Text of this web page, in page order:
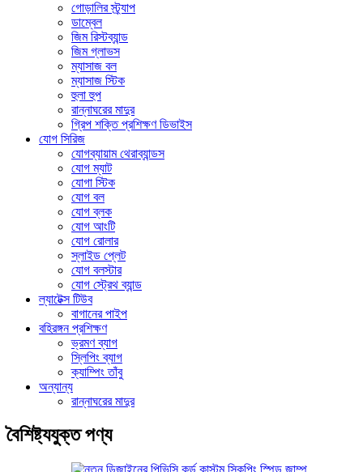
গোড়ালির স্ট্র্যাপ
ডাম্বেল
জিম রিস্টব্যান্ড
জিম গ্লাভস
ম্যাসাজ বল
ম্যাসাজ স্টিক
হুলা হুপ
রান্নাঘরের মাদুর
গ্রিপ শক্তি প্রশিক্ষণ ডিভাইস
যোগ সিরিজ
যোগব্যায়াম থেরাব্যান্ডস
যোগ ম্যাট
যোগা স্টিক
যোগ বল
যোগ ব্লক
যোগ আংটি
যোগ রোলার
স্লাইড প্লেট
যোগ বলস্টার
যোগ স্ট্রেথ ব্যান্ড
ল্যাটেক্স টিউব
বাগানের পাইপ
বহিরঙ্গন প্রশিক্ষণ
ভ্রমণ ব্যাগ
স্লিপিং ব্যাগ
ক্যাম্পিং তাঁবু
অন্যান্য
রান্নাঘরের মাদুর
বৈশিষ্ট্যযুক্ত পণ্য